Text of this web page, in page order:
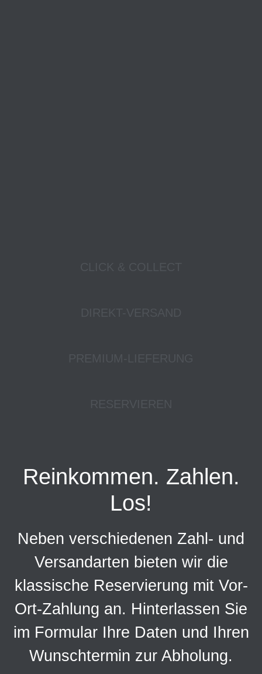
Reinkommen. Zahlen.
Los!
Neben verschiedenen Zahl- und
Versandarten bieten wir die
klassische Reservierung mit Vor-
Ort-Zahlung an. Hinterlassen Sie
im Formular Ihre Daten und Ihren
Wunschtermin zur Abholung.